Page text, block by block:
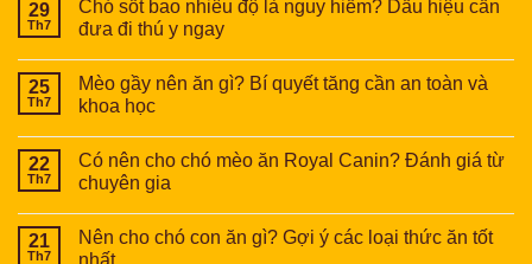
29
Th7
Chó sốt bao nhiêu độ là nguy hiểm? Dấu hiệu cần
đưa đi thú y ngay
25
Th7
Mèo gầy nên ăn gì? Bí quyết tăng cần an toàn và
khoa học
22
Th7
Có nên cho chó mèo ăn Royal Canin? Đánh giá từ
chuyên gia
21
Th7
Nên cho chó con ăn gì? Gợi ý các loại thức ăn tốt
nhất